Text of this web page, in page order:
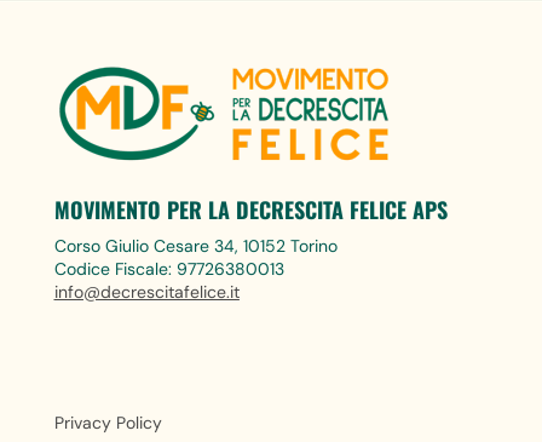
MOVIMENTO PER LA DECRESCITA FELICE APS
Corso Giulio Cesare 34, 10152 Torino
Codice Fiscale: 97726380013
info@decrescitafelice.it
Privacy Policy